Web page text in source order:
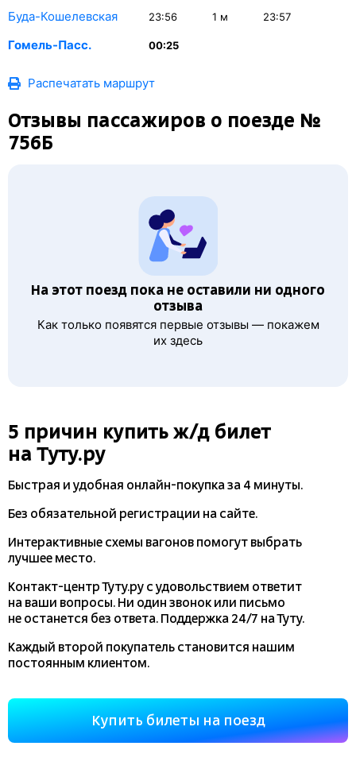
Буда-Кошелевская 23:56 1 м 23:57
Гомель-Пасс. 00:25
Распечатать маршрут
Отзывы пассажиров о поезде №
756Б
На этот поезд пока не оставили ни одного
отзыва
Как только появятся первые отзывы — покажем
их здесь
5 причин купить ж/д билет
на Туту.ру
Быстрая и удобная онлайн-покупказа 4 минуты.
Без обязательной регистрации на сайте.
Интерактивные схемы вагонов помогут выбрать
лучшее место.
Контакт-центр Туту.ру с удовольствием ответит
на ваши вопросы. Ни один звонок или письмо
не останется без ответа. Поддержка 24/7 на Туту.
Каждый второй покупатель становится нашим
постоянным клиентом.
Купить билеты на поезд